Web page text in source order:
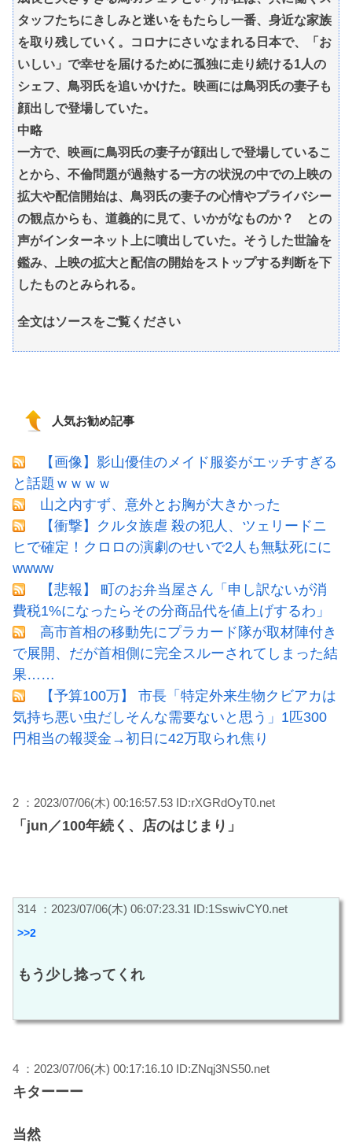
タッフたちにきしみと迷いをもたらし一番、身近な家族
を取り残していく。コロナにさいなまれる日本で、「お
いしい」で幸せを届けるために孤独に走り続ける1人の
シェフ、鳥羽氏を追いかけた。映画には鳥羽氏の妻子も
顔出しで登場していた。
中略
一方で、映画に鳥羽氏の妻子が顔出しで登場しているこ
とから、不倫問題が過熱する一方の状況の中での上映の
拡大や配信開始は、鳥羽氏の妻子の心情やプライバシー
の観点からも、道義的に見て、いかがなものか？ との
声がインターネット上に噴出していた。そうした世論を
鑑み、上映の拡大と配信の開始をストップする判断を下
したものとみられる。
全文はソースをご覧ください
人気お勧め記事
【画像】影山優佳のメイド服姿がエッチすぎる
と話題ｗｗｗｗ
山之内すず、意外とお胸が大きかった
【衝撃】クルタ族虐 殺の犯人、ツェリードニ
ヒで確定！クロロの演劇のせいで2人も無駄死にに
wwww
【悲報】 町のお弁当屋さん「申し訳ないが消
費税1%になったらその分商品代を値上げするわ」
高市首相の移動先にプラカード隊が取材陣付き
で展開、だが首相側に完全スルーされてしまった結
果……
【予算100万】 市長「特定外来生物クビアカは
気持ち悪い虫だしそんな需要ないと思う」1匹300
円相当の報奨金→初日に42万取られ焦り
2 ：2023/07/06(木) 00:16:57.53 ID:rXGRdOyT0.net
「jun／100年続く、店のはじまり」
314 ：2023/07/06(木) 06:07:23.31 ID:1SswivCY0.net
>>2
もう少し捻ってくれ
4 ：2023/07/06(木) 00:17:16.10 ID:ZNqj3NS50.net
キターーー
当然